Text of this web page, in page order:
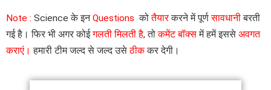
Note : Science के इनQuestions कोतैयारकरने में पूर्णसावधानीबरती
गई है। फिर भी अगर कोईगलती मिलती है, तोकमेंट बॉक्समें हमें इससे अवगत
कराएं। हमारी टीम जल्द से जल्द उसेठीककर देगी।